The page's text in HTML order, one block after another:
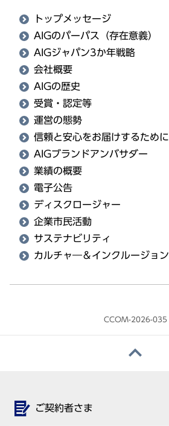
トップメッセージ
AIGのパーパス（存在意義）
AIGジャパン3か年戦略
会社概要
AIGの歴史
受賞・認定等
運営の態勢
信頼と安心をお届けするために
AIGブランドアンバサダー
業績の概要
電子公告
ディスクロージャー
企業市民活動
サステナビリティ
カルチャ―＆インクルージョン
CCOM-2026-035
ご契約者さま